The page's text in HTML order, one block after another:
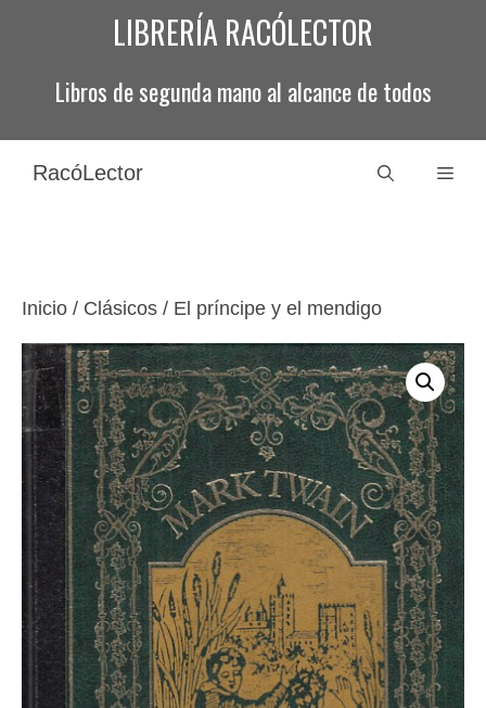
LIBRERÍA RACÓLECTOR
Libros de segunda mano al alcance de todos
RacóLector
Inicio / Clásicos / El príncipe y el mendigo